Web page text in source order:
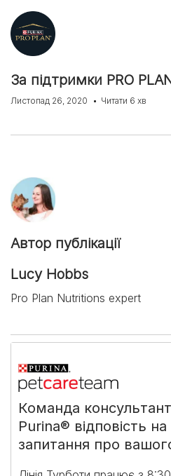
За підтримки PRO
Листопад 26, 2020 Читати 6 хв
Автор публікації
Lucy Hobbs
Pro Plan Nutritions expert
Команда
Purina® відповість на
запитання про